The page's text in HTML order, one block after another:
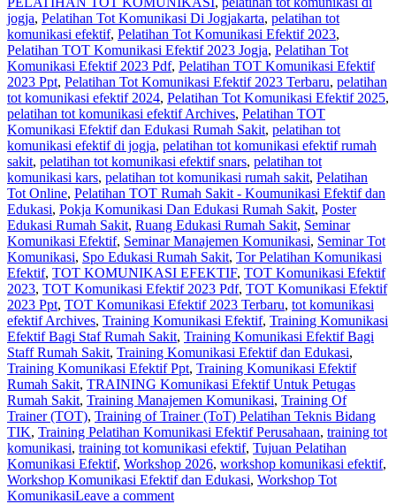
jogja, Pelatihan Tot Komunikasi Di Jogjakarta, pelatihan tot
komunikasi efektif, Pelatihan Tot Komunikasi Efektif 2023,
Pelatihan TOT Komunikasi Efektif 2023 Jogja, Pelatihan Tot
Komunikasi Efektif 2023 Pdf, Pelatihan TOT Komunikasi Efektif
2023 Ppt, Pelatihan Tot Komunikasi Efektif 2023 Terbaru, pelatihan
tot komunikasi efektif 2024, Pelatihan Tot Komunikasi Efektif 2025,
pelatihan tot komunikasi efektif Archives, Pelatihan TOT
Komunikasi Efektif dan Edukasi Rumah Sakit, pelatihan tot
komunikasi efektif di jogja, pelatihan tot komunikasi efektif rumah
sakit, pelatihan tot komunikasi efektif snars, pelatihan tot
komunikasi kars, pelatihan tot komunikasi rumah sakit, Pelatihan
Tot Online, Pelatihan TOT Rumah Sakit - Koumunikasi Efektif dan
Edukasi, Pokja Komunikasi Dan Edukasi Rumah Sakit, Poster
Edukasi Rumah Sakit, Ruang Edukasi Rumah Sakit, Seminar
Komunikasi Efektif, Seminar Manajemen Komunikasi, Seminar Tot
Komunikasi, Spo Edukasi Rumah Sakit, Tor Pelatihan Komunikasi
Efektif, TOT KOMUNIKASI EFEKTIF, TOT Komunikasi Efektif
2023, TOT Komunikasi Efektif 2023 Pdf, TOT Komunikasi Efektif
2023 Ppt, TOT Komunikasi Efektif 2023 Terbaru, tot komunikasi
efektif Archives, Training Komunikasi Efektif, Training Komunikasi
Efektif Bagi Staf Rumah Sakit, Training Komunikasi Efektif Bagi
Staff Rumah Sakit, Training Komunikasi Efektif dan Edukasi,
Training Komunikasi Efektif Ppt, Training Komunikasi Efektif
Rumah Sakit, TRAINING Komunikasi Efektif Untuk Petugas
Rumah Sakit, Training Manajemen Komunikasi, Training Of
Trainer (TOT), Training of Trainer (ToT) Pelatihan Teknis Bidang
TIK, Training Pelatihan Komunikasi Efektif Perusahaan, training tot
komunikasi, training tot komunikasi efektif, Tujuan Pelatihan
Komunikasi Efektif, Workshop 2026, workshop komunikasi efektif,
Workshop Komunikasi Efektif dan Edukasi, Workshop Tot
KomunikasiLeave a comment